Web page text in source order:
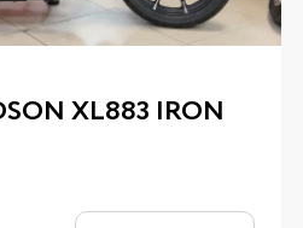
XL883 IRON